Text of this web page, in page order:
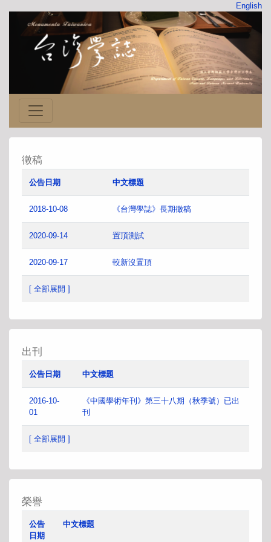
English
徵稿
公告日期 中文標題
2018-10-08 《台灣學誌》長期徵稿
2020-09-14 置頂測試
2020-09-17 較新沒置頂
[ 全部展開 ]
出刊
公告日期 中文標題
2016-10-
01
《中國學術年刊》第三十八期（秋季號）已出
刊
[ 全部展開 ]
榮譽
公告
日期
中文標題